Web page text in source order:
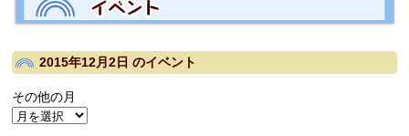
2015年12月2日のイベント
その他の月